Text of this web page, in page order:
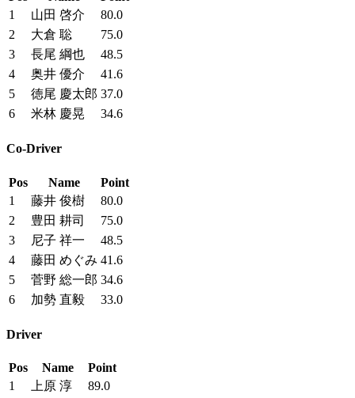
1
山田 啓介
80.0
2
大倉 聡
75.0
3
長尾 綱也
48.5
4
奥井 優介
41.6
5
徳尾 慶太郎 37.0
6
米林 慶晃 34.6
Co-Driver
Pos Name
Point
1
藤井 俊樹
80.0
2
豊田 耕司
75.0
3
尼子 祥一
48.5
4
藤田 めぐみ 41.6
5
菅野 総一郎 34.6
6
加勢 直毅 33.0
Driver
Pos Name
Point
1
上原 淳
89.0